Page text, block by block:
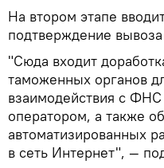
На втором этапе
подтверждение вывоза
"Сюда входит
таможенных органов
взаимодействия с
оператором, а также
автоматизированных
в сеть Интернет", —